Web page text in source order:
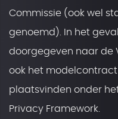
Commissie (ook wel
genoemd). In het
doorgegeven naar de
ook het
plaatsvinden onder
Privacy Framework.